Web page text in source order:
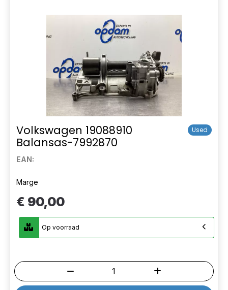
Volkswagen 19088910
Balansas-7992870
Used
EAN:
Marge
€ 90,00
Op voorraad